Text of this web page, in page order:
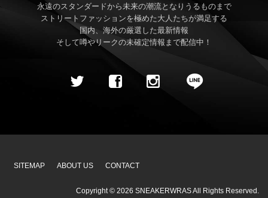
永遠のスタンダードから未来の潮流となりうるものまで
ストリートファッションを極めた大人たちが満足する
国内、海外の厳選した最新情報
そして噂やリークの未確定情報まで配信中！
SITEMAP ABOUT US CONTACT
Copyright © 2026 SNEAKERWRASAll Rights Reserved.